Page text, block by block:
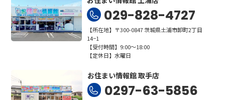
029-828-4727
【所在地】〒300-0847 茨城県土浦市卸町2丁目
14−1
【受付時間】9:00～18:00
【定休日】水曜日
お住まい情報館 取手店
0297-63-5856